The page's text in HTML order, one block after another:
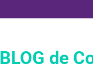
BLOG de